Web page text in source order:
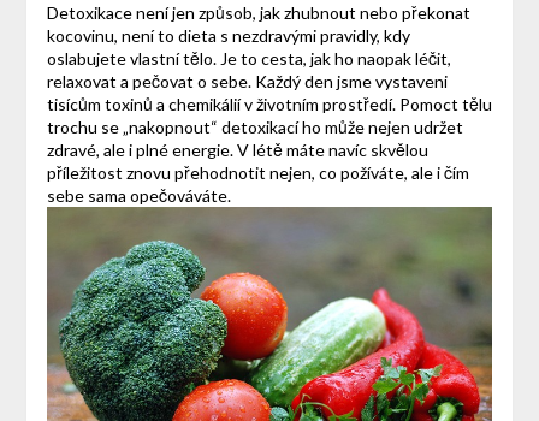
Detoxikace není jen způsob, jak zhubnout nebo překonat
kocovinu, není to dieta s nezdravými pravidly, kdy
oslabujete vlastní tělo. Je to cesta, jak ho naopak léčit,
relaxovat a pečovat o sebe. Každý den jsme vystaveni
tisícům toxinů a chemikálií v životním prostředí. Pomoct tělu
trochu se „nakopnout“ detoxikací ho může nejen udržet
zdravé, ale i plné energie. V létě máte navíc skvělou
příležitost znovu přehodnotit nejen, co požíváte, ale i čím
sebe sama opečováváte.